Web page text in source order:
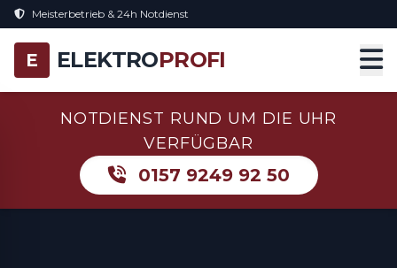
Meisterbetrieb & 24h Notdienst
E ELEKTROPROFI
NOTDIENST RUND UM DIE UHR
VERFÜGBAR
0157 9249 92 50